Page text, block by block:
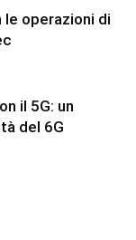
le operazioni di
il 5G: un
del 6G